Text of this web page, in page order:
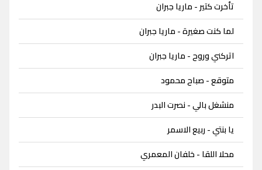
تأخرت كتير - ماريا جبران
لما كنت صغيرة - ماريا جبران
اتركني وروح - ماريا جبران
متوقع - صباح محمود
منشغل بالي - نصرت البدر
يا بنتي - ربيع الاسمر
محلا اللقا - خلفان المعمري